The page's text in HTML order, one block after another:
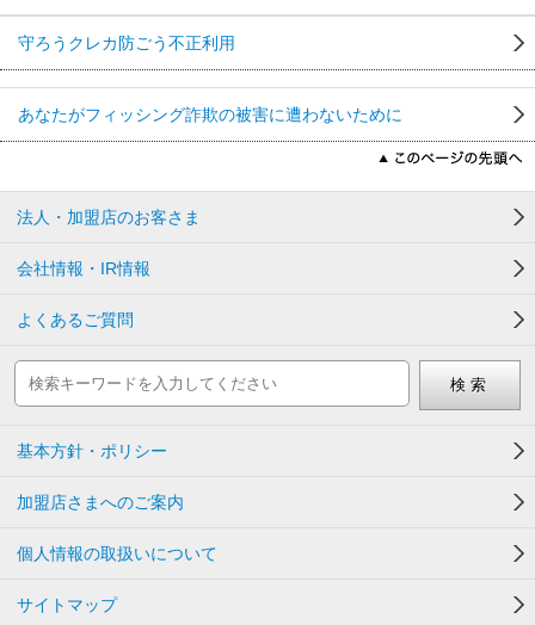
守ろうクレカ防ごう不正利用
あなたがフィッシング詐欺の被害に遭わないために
法人・加盟店のお客さま
会社情報・IR情報
よくあるご質問
基本方針・ポリシー
加盟店さまへのご案内
個人情報の取扱いについて
サイトマップ